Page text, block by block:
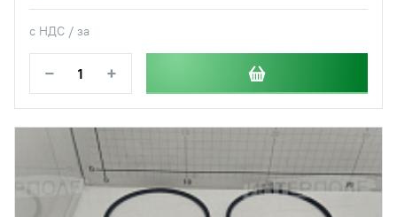
с НДС / за
− +